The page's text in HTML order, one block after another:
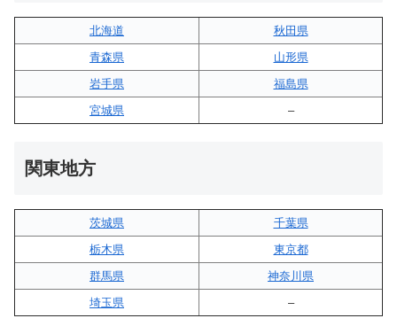
北海道
秋田県
青森県
山形県
岩手県
福島県
宮城県
–
関東地方
茨城県
千葉県
栃木県
東京都
群馬県
神奈川県
埼玉県
–